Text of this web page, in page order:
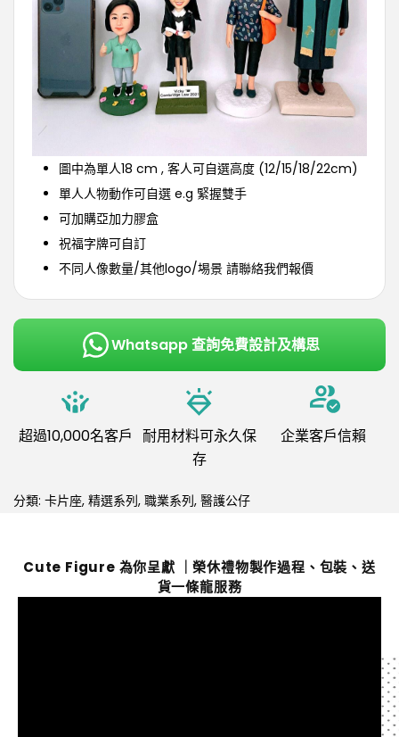
圖中為單人18 cm , 客人可自選高度 (12/15/18/22cm)
單人人物動作可自選 e.g 緊握雙手
可加購亞加力膠盒
祝福字牌可自訂
不同人像數量/其他logo/埸景 請聯絡我們報價
Whatsapp 查詢免費設計及構思
超過10,000名客戶 耐用材料可永久保
存
企業客戶信賴
分類: 卡片座, 精選系列, 職業系列, 醫護公仔
Cute Figure 為你呈獻 ｜榮休禮物製作過程、包裝、送
貨一條龍服務